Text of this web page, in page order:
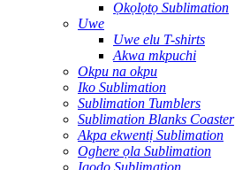
Ọkọlọtọ Sublimation
Uwe
Uwe elu T-shirts
Akwa mkpuchi
Okpu na okpu
Iko Sublimation
Sublimation Tumblers
Sublimation Blanks Coaster
Akpa ekwentị Sublimation
Oghere ọla Sublimation
Igodo Sublimation